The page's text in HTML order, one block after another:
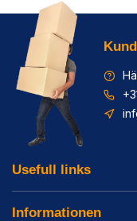
Usefull links
Informationen